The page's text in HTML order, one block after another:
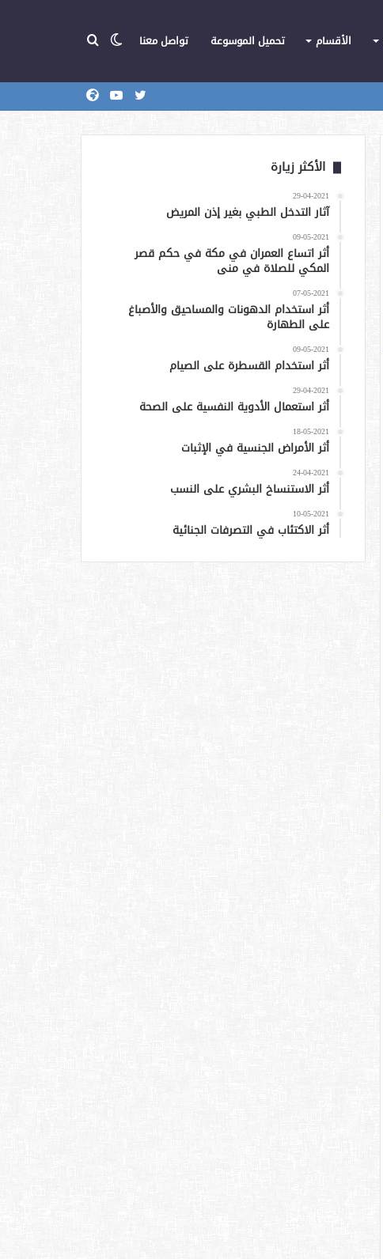
الأقسام تحميل الموسوعة تواصل معنا الوضع
يوتيوب تويتر
الأكثر زيارة
29-04-2021
آثار التدخل الطبي بغير إذن المريض
09-05-2021
أثر اتساع العمران في مكة في حكم قصر
المكي للصلاة في منى
07-05-2021
أثر استخدام الدهونات والمساحيق والأصباغ
على الطهارة
09-05-2021
أثر استخدام القسطرة على الصيام
29-04-2021
أثر استعمال الأدوية النفسية على الصحة
18-05-2021
أثر الأمراض الجنسية في الإثبات
24-04-2021
أثر الاستنساخ البشري على النسب
10-05-2021
أثر الاكتئاب في التصرفات الجنائية